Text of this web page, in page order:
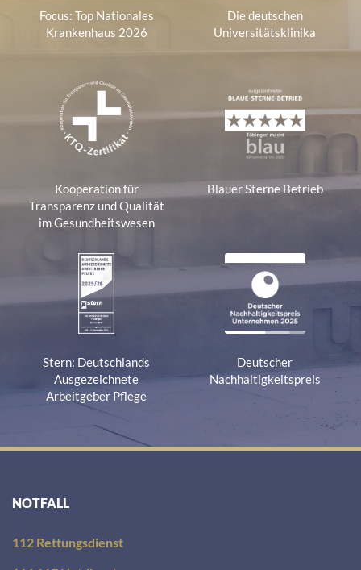
Focus: Top Nationales
Krankenhaus 2026
Die deutschen
Universitätsklinika
Kooperation für
Transparenz und Qualität
im Gesundheitswesen
Blauer Sterne Betrieb
Stern: Deutschlands
Ausgezeichnete
Arbeitgeber Pflege
Deutscher
Nachhaltigkeitspreis
NOTFALL
112 Rettungsdienst